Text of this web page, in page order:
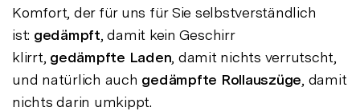
Komfort, der für uns für Sie selbstverständlich
ist: gedämpft, damit kein Geschirr
klirrt, gedämpfte Laden, damit nichts verrutscht,
und natürlich auch gedämpfte Rollauszüge, damit
nichts darin umkippt.